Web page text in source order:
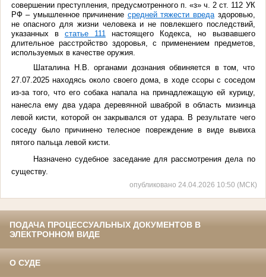
совершении преступления, предусмотренного п. «з» ч. 2 ст. 112 УК
РФ – умышленное причинение средней тяжести вредаздоровью,
не опасного для жизни человека и не повлекшего последствий,
указанных в статье 111
настоящего Кодекса, но вызвавшего
длительное расстройство здоровья, с применением предметов,
используемых в качестве оружия.
Шаталина Н.В. органами дознания обвиняется в том, что
27.07.2025 находясь около своего дома, в ходе ссоры с соседом
из-за того, что его собака напала на принадлежащую ей курицу,
нанесла ему два удара деревянной шваброй в область мизинца
левой кисти, которой он закрывался от удара. В результате чего
соседу было причинено телесное повреждение в виде вывиха
пятого пальца левой кисти.
Назначено судебное заседание для рассмотрения дела по
существу.
опубликовано 24.04.2026 10:50 (МСК)
ПОДАЧА ПРОЦЕССУАЛЬНЫХ ДОКУМЕНТОВ В
ЭЛЕКТРОННОМ ВИДЕ
О СУДЕ